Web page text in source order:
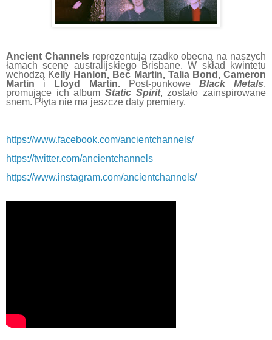
Ancient Channels reprezentują rzadko obecną na naszych
łamach scenę australijskiego Brisbane. W skład kwintetu
wchodzą Kelly Hanlon, Bec Martin, Talia Bond, Cameron
Martin i Lloyd Martin.Post-punkoweBlack Metals,
promujące ich album Static Spirit, zostało zainspirowane
snem. Płyta nie ma jeszcze daty premiery.
https://www.facebook.com/ancientchannels/
https://twitter.com/ancientchannels
https://www.instagram.com/ancientchannels/